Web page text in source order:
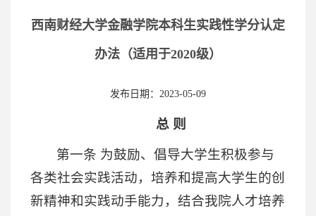
西南财经大学金融学院本科生实践性学分认定
办法（适用于2020级）
发布日期：2023-05-09
总 则
第一条 为鼓励、倡导大学生积极参与
各类社会实践活动，培养和提高大学生的创
新精神和实践动手能力，结合我院人才培养